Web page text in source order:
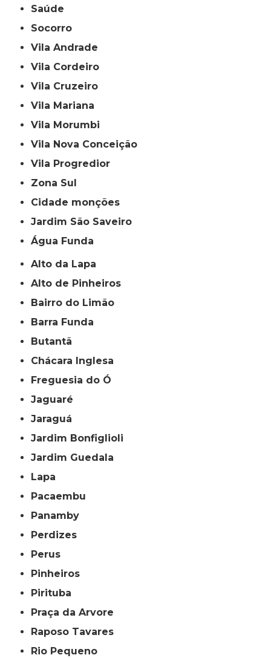
Saúde
Socorro
Vila Andrade
Vila Cordeiro
Vila Cruzeiro
Vila Mariana
Vila Morumbi
Vila Nova Conceição
Vila Progredior
Zona Sul
cidade monções
jardim São Saveiro
Água Funda
Alto da Lapa
Alto de Pinheiros
Bairro do Limão
Barra Funda
Butantã
Chácara Inglesa
Freguesia do Ó
Jaguaré
Jaraguá
Jardim Bonfiglioli
Jardim Guedala
Lapa
Pacaembu
Panamby
Perdizes
Perus
Pinheiros
Pirituba
Praça da Arvore
Raposo Tavares
Rio Pequeno